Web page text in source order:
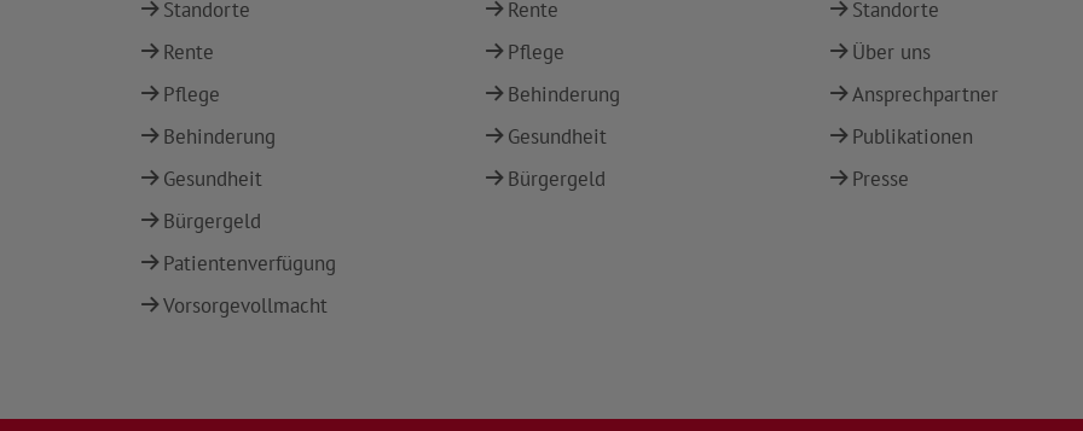
Standorte
Rente
Pflege
Behinderung
Gesundheit
Bürgergeld
Patientenverfügung
Vorsorgevollmacht
Rente
Pflege
Behinderung
Gesundheit
Bürgergeld
Standorte
Über uns
Ansprechpartner
Publikationen
Presse